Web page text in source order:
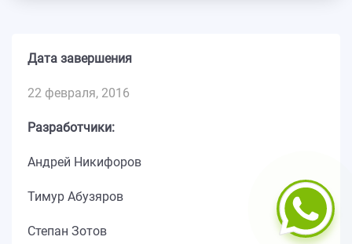
Дата завершения
22 февраля, 2016
Разработчики:
Андрей Никифоров
Тимур Абузяров
Степан Зотов